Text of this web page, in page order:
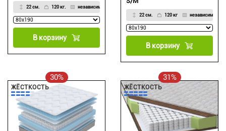
22 см. 120 кг. независимый
В корзину
22 см. 120 кг независимый
В корзину
30%
ЖЁСТКОСТЬ
31%
ЖЁСТКОСТЬ